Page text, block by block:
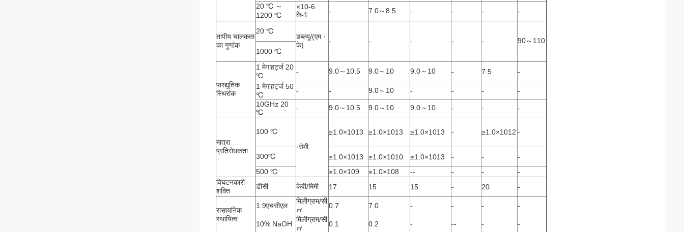
20 ℃ ～
1200 ℃
×10-6
के-1
- 7.0～8.5 - - - -
तापीय चालकता
का गुणांक
20 ℃
डब्ल्यू/(एम ·
के)
- - - - -
90～110
1000 ℃
पारद्युतिक
स्थिरांक
1 मेगाहर्ट्ज 20
℃
- 9.0～10.5 9.0～10 9.0～10 - 7.5
-
1 मेगाहर्ट्ज 50
℃
- - 9.0～10 - - -
-
10GHz 20
℃
- 9.0～10.5 9.0～10 9.0～10 - - -
मात्रा
प्रतिरोधकता
100 ℃
·सेमी
≥1.0×1013 ≥1.0×1013 ≥1.0×1013 - ≥1.0×1012 -
300℃ ≥1.0×1013 ≥1.0×1010 ≥1.0×1013 - -
-
500 ℃
≥1.0×109 ≥1.0×108 -- - -
-
विघटनकारी
शक्ति
डीसी केवी/मिमी 17 15 15 - 20 -
रासायनिक
स्थायित्व
1:9एचसीएल
मिलीग्राम/सी
㎡
0.7 7.0 - - - -
10% NaOH
मिलीग्राम/सी
㎡
0.1 0.2 - -- - -